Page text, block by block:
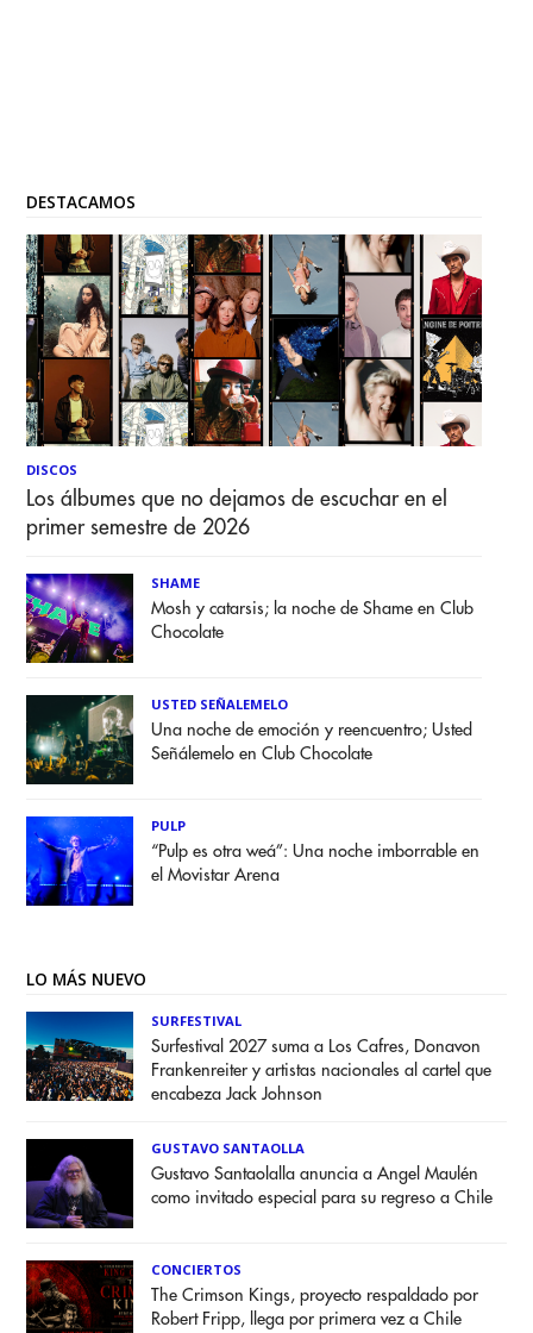
DESTACAMOS
DISCOS
Los álbumes que no dejamos de escuchar en el
primer semestre de 2026
SHAME
Mosh y catarsis; la noche de Shame en Club
Chocolate
USTED SEÑALEMELO
Una noche de emoción y reencuentro; Usted
Señálemelo en Club Chocolate
PULP
“Pulp es otra weá”: Una noche imborrable en
el Movistar Arena
LO MÁS NUEVO
SURFESTIVAL
Surfestival 2027 suma a Los Cafres, Donavon
Frankenreiter y artistas nacionales al cartel que
encabeza Jack Johnson
GUSTAVO SANTAOLLA
Gustavo Santaolalla anuncia a Angel Maulén
como invitado especial para su regreso a Chile
CONCIERTOS
The Crimson Kings, proyecto respaldado por
Robert Fripp, llega por primera vez a Chile